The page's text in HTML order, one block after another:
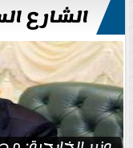
الشارع